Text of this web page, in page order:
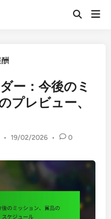
Open
ー：今後のミ
プレビュー、
• 19/02/2026 • 0